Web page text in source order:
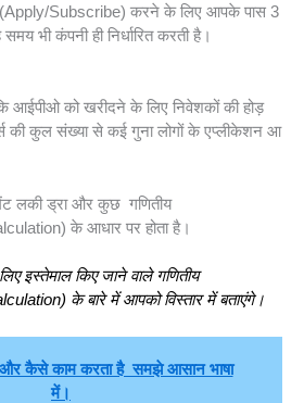
Subscribe) करने के लिए आपके पास 3
भी कंपनी ही निर्धारित करती है।
आईपीओ को खरीदने के लिए निवेशकों की होड़
की कुल संख्या से कई गुना लोगों के एप्लीकेशन आ
लकी ड्रा और कुछ गणितीय
के आधार पर होता है।
किए जाने वाले गणितीय
के बारे में आपको विस्तार में बताएंगे।
और कैसे काम करता है समझे आसान भाषा
में।